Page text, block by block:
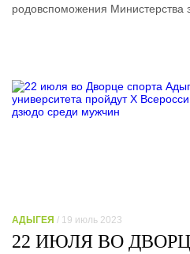
родовспоможения Министерства
АДЫГЕЯ / 19 июль 2023
22 ИЮЛЯ ВО